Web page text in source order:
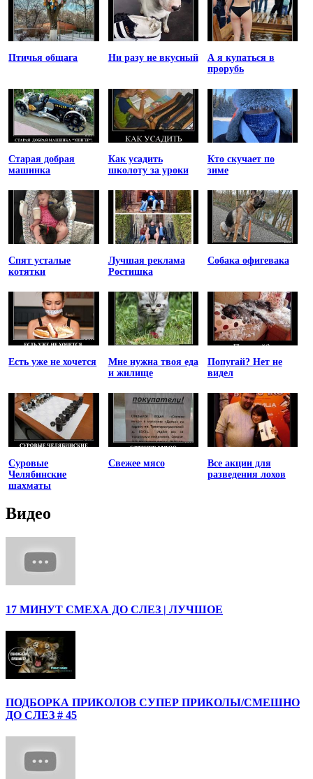
Птичья общага Ни разу не вкусный
А я купаться в
прорубь
Старая добрая
машинка
Как усадить
школоту за уроки
Кто скучает по
зиме
Спят усталые
котятки
Лучшая реклама
Ростишка
Собака офигевака
Есть уже не хочется
Мне нужна твоя еда
и жилище
Попугай? Нет не
видел
Суровые
Челябинские
шахматы
Свежее мясо
Все акции для
разведения лохов
Видео
17 МИНУТ СМЕХА ДО СЛЕЗ | ЛУЧШОЕ
ПОДБОРКА ПРИКОЛОВ СУПЕР ПРИКОЛЫ/СМЕШНО
ДО СЛЕЗ # 45